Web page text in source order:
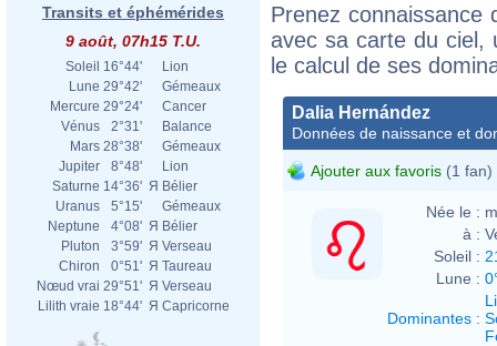
Transits et éphémérides
9 août, 07h15 T.U.
Soleil 16°44'
Lion
Lune 29°42'
Gémeaux
Mercure 29°24'
Cancer
Vénus
2°31'
Balance
Mars 28°38'
Gémeaux
Jupiter
8°48'
Lion
Saturne 14°36' Я Bélier
Uranus
5°15'
Gémeaux
Neptune
4°08' Я Bélier
Pluton
3°59' Я Verseau
Chiron
0°51' Я Taureau
Nœud vrai 29°51' Я Verseau
Lilith vraie 18°44' Я Capricorne
Prenez connaissance
avec sa carte du ciel,
le calcul de ses
Dalia Hernández
Données de naissance et
Ajouter aux favoris (1 fan)
Née le :
à :
Soleil :
Lune :
Dominantes :